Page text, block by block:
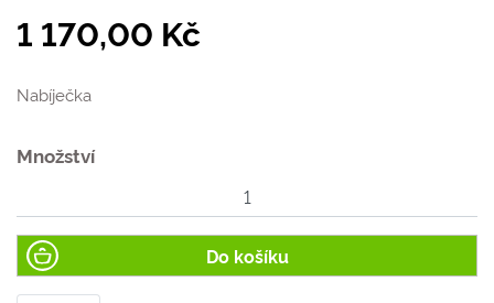
1 170,00 Kč
Nabíječka
Množství
Do košíku